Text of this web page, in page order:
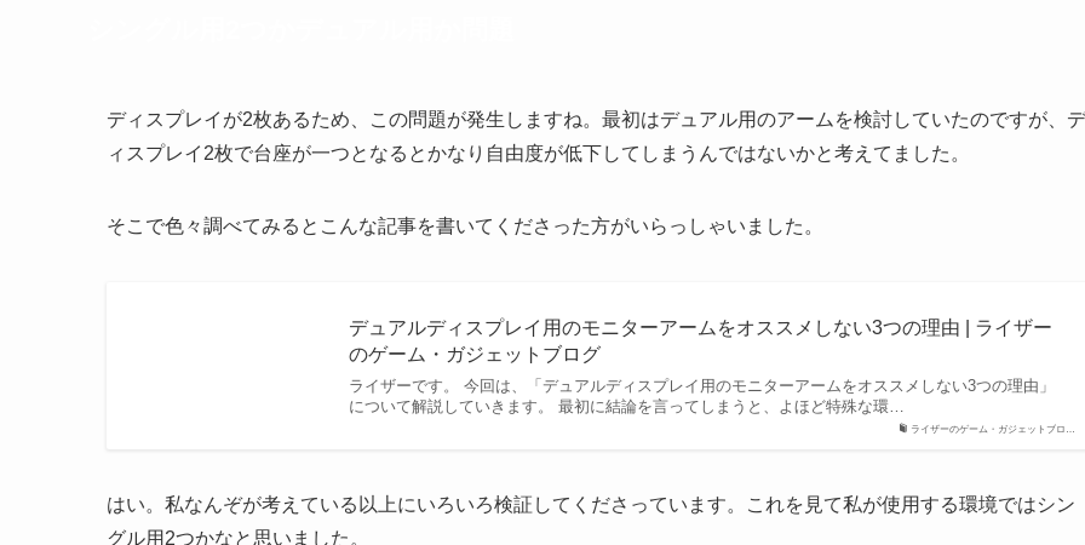
ディスプレイが2枚あるため、この問題が発生しますね。最初はデュアル用のアームを検討していたのですが、デ
ィスプレイ2枚で台座が一つとなるとかなり自由度が低下してしまうんではないかと考えてました。
そこで色々調べてみるとこんな記事を書いてくださった方がいらっしゃいました。
ライザーのゲーム・ガジェットブロ…
デュアルディスプレイ用のモニターアームをオススメしない3つの理由 | ライザー
のゲーム・ガジェットブログ
ライザーです。 今回は、「デュアルディスプレイ用のモニターアームをオススメしない3つの理由」
について解説していきます。 最初に結論を言ってしまうと、よほど特殊な環…
はい。私なんぞが考えている以上にいろいろ検証してくださっています。これを見て私が使用する環境ではシン
グル用2つかなと思いました。